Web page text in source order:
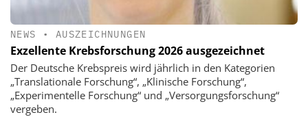
NEWS • AUSZEICHNUNGEN
Exzellente Krebsforschung 2026 ausgezeichnet
Der Deutsche Krebspreis wird jährlich in den Kategorien
„Translationale Forschung“, „Klinische Forschung“,
„Experimentelle Forschung“ und „Versorgungsforschung“
vergeben.